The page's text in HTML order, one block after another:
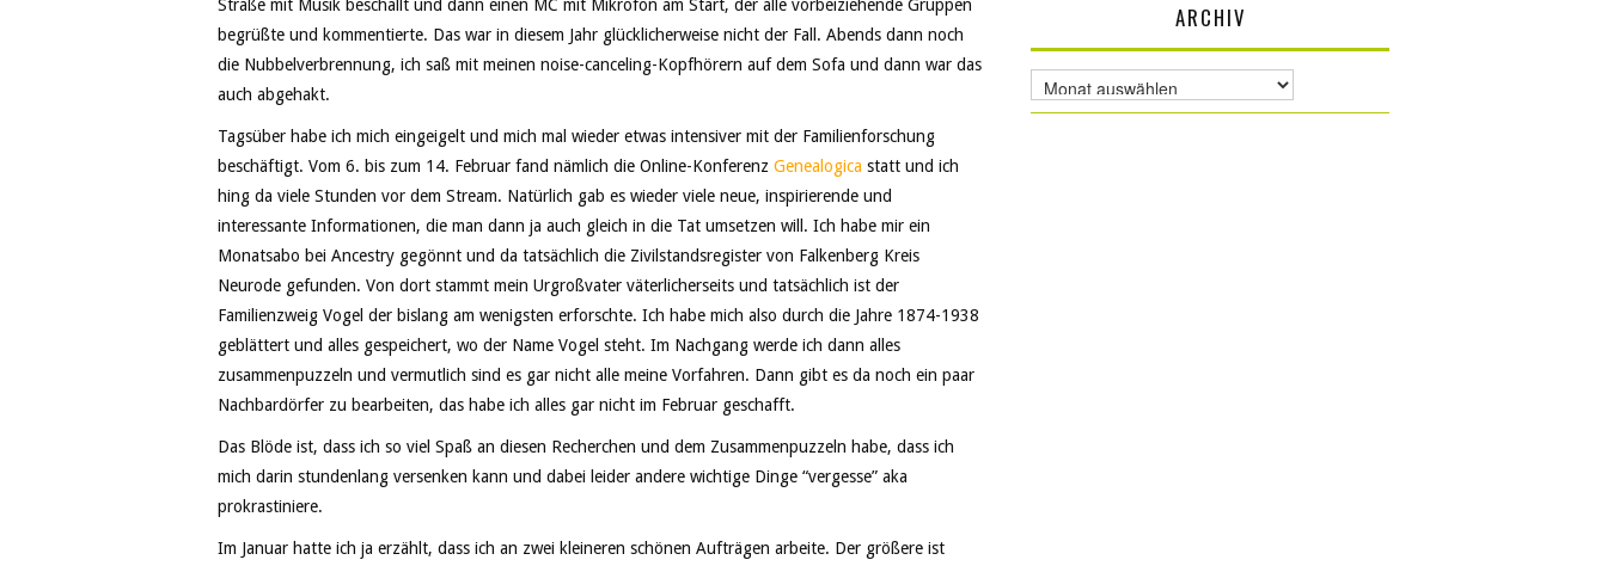
Straße mit Musik beschallt und dann einen MC mit Mikrofon am Start, der alle vorbeiziehende Gruppen
begrüßte und kommentierte. Das war in diesem Jahr glücklicherweise nicht der Fall. Abends dann noch
die Nubbelverbrennung, ich saß mit meinen noise-canceling-Kopfhörern auf dem Sofa und dann war das
auch abgehakt.
Tagsüber habe ich mich eingeigelt und mich mal wieder etwas intensiver mit der Familienforschung
beschäftigt. Vom 6. bis zum 14. Februar fand nämlich die Online-Konferenz Genealogica statt und ich
hing da viele Stunden vor dem Stream. Natürlich gab es wieder viele neue, inspirierende und
interessante Informationen, die man dann ja auch gleich in die Tat umsetzen will. Ich habe mir ein
Monatsabo bei Ancestry gegönnt und da tatsächlich die Zivilstandsregister von Falkenberg Kreis
Neurode gefunden. Von dort stammt mein Urgroßvater väterlicherseits und tatsächlich ist der
Familienzweig Vogel der bislang am wenigsten erforschte. Ich habe mich also durch die Jahre 1874-1938
geblättert und alles gespeichert, wo der Name Vogel steht. Im Nachgang werde ich dann alles
zusammenpuzzeln und vermutlich sind es gar nicht alle meine Vorfahren. Dann gibt es da noch ein paar
Nachbardörfer zu bearbeiten, das habe ich alles gar nicht im Februar geschafft.
Das Blöde ist, dass ich so viel Spaß an diesen Recherchen und dem Zusammenpuzzeln habe, dass ich
mich darin stundenlang versenken kann und dabei leider andere wichtige Dinge “vergesse” aka
prokrastiniere.
Im Januar hatte ich ja erzählt, dass ich an zwei kleineren schönen Aufträgen arbeite. Der größere ist
ARCHIV
Archiv